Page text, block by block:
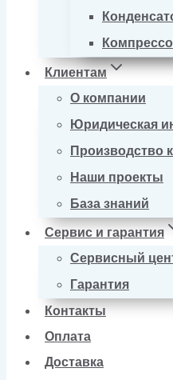
Клиентам
О компании
Юридическая
Производство
Наши проекты
База знаний
Сервис и гарантия
Сервисный
Гарантия
Контакты
Оплата
Доставка